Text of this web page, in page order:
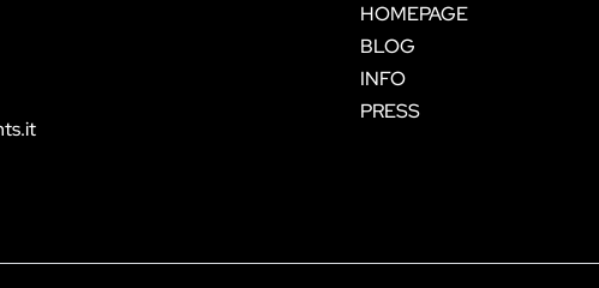
HOMEPAGE
BLOG
INFO
PRESS